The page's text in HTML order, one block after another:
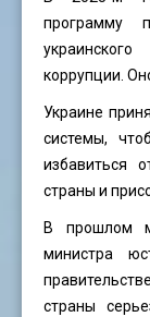
программу
коррупции.
Украине
системы,
избавиться
страны и
В прошлом
министра
страны